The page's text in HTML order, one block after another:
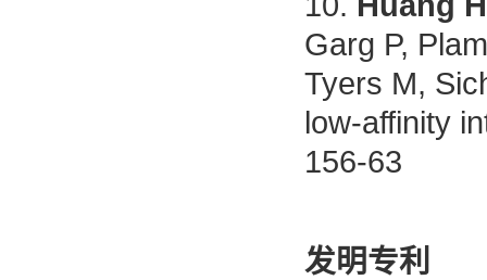
Garg P,
Tyers M,
low-affinity
156-63
发明专利